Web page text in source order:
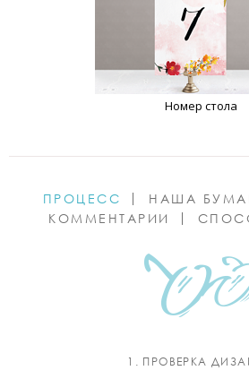
Номер стола
ПРОЦЕСС НАША
КОММЕНТАРИИ
1. ПРОВЕРКА